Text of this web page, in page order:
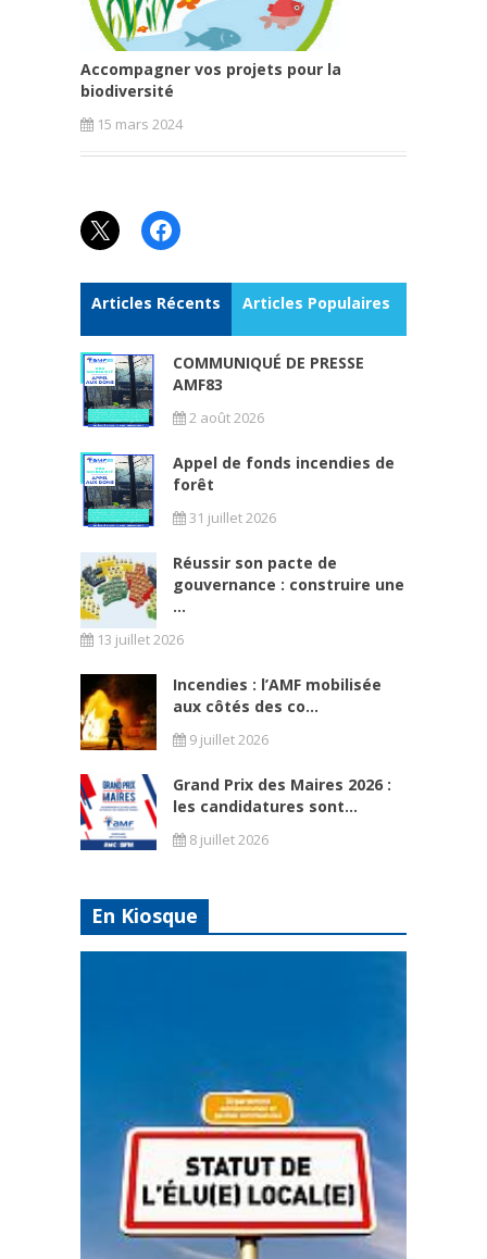
Accompagner vos projets pour la
biodiversité
15 mars 2024
X Facebook
Articles Récents Articles Populaires
COMMUNIQUÉ DE PRESSE
AMF83
2 août 2026
Appel de fonds incendies de
forêt
31 juillet 2026
Réussir son pacte de
gouvernance : construire une
...
13 juillet 2026
Incendies : l’AMF mobilisée
aux côtés des co...
9 juillet 2026
Grand Prix des Maires 2026 :
les candidatures sont...
8 juillet 2026
En Kiosque